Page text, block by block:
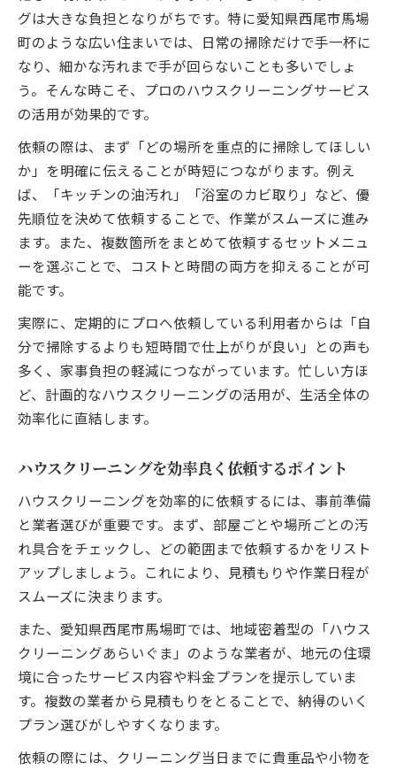
グは大きな負担となりがちです。特に愛知県西尾市馬場
町のような広い住まいでは、日常の掃除だけで手一杯に
なり、細かな汚れまで手が回らないことも多いでしょ
う。そんな時こそ、プロのハウスクリーニングサービス
の活用が効果的です。
依頼の際は、まず「どの場所を重点的に掃除してほしい
か」を明確に伝えることが時短につながります。例え
ば、「キッチンの油汚れ」「浴室のカビ取り」など、優
先順位を決めて依頼することで、作業がスムーズに進み
ます。また、複数箇所をまとめて依頼するセットメニュ
ーを選ぶことで、コストと時間の両方を抑えることが可
能です。
実際に、定期的にプロへ依頼している利用者からは「自
分で掃除するよりも短時間で仕上がりが良い」との声も
多く、家事負担の軽減につながっています。忙しい方ほ
ど、計画的なハウスクリーニングの活用が、生活全体の
効率化に直結します。
ハウスクリーニングを効率良く依頼するポイント
ハウスクリーニングを効率的に依頼するには、事前準備
と業者選びが重要です。まず、部屋ごとや場所ごとの汚
れ具合をチェックし、どの範囲まで依頼するかをリスト
アップしましょう。これにより、見積もりや作業日程が
スムーズに決まります。
また、愛知県西尾市馬場町では、地域密着型の「ハウス
クリーニングあらいぐま」のような業者が、地元の住環
境に合ったサービス内容や料金プランを提示していま
す。複数の業者から見積もりをとることで、納得のいく
プラン選びがしやすくなります。
依頼の際には、クリーニング当日までに貴重品や小物を